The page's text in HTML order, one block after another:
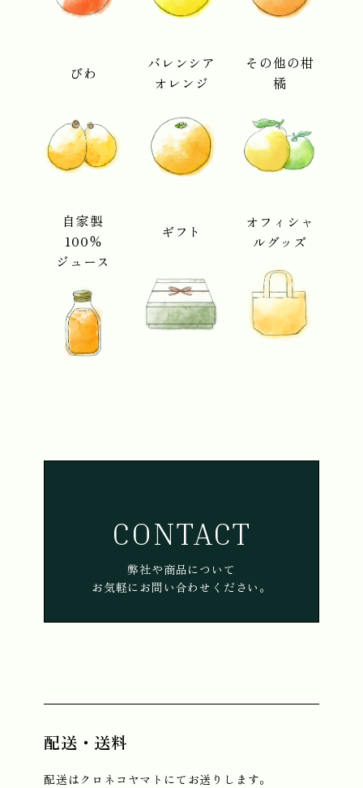
びわ
バレンシア
オレンジ
その他の柑
橘
自家製
100％
ジュース
ギフト
オフィシャ
ルグッズ
CONTACT
弊社や商品について
お気軽にお問い合わせください。
配送・送料
配送はクロネコヤマトにてお送りします。